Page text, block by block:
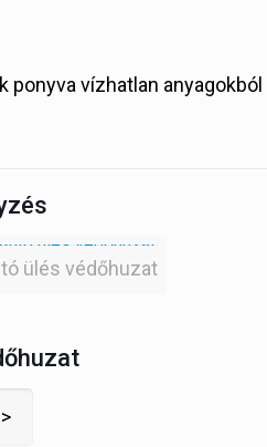
ponyva vízhatlan
ülés védőhuzat